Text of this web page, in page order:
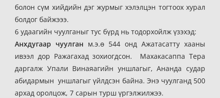
болон сүм хийдийн дэг журмыг хэлэлцэн тогтоох хурал
болдог байжэээ.
6 удаагийн чуулганыг тус бүрд нь тодорхойлж үзэхэд:
Анхдугаар чуулган м.э.ө 544 онд Ажатасатту хааны
ивээл дор Ражагахад зохиогдсон. Махакасаппа Тера
даргалж Упали Винаяагийн уншлагыг, Ананда судар
абидармын уншлагыг үйлдсэн байна. Энэ чуулганд 500
архад оролцож, 7 сарын турш үргэлжилжээ.